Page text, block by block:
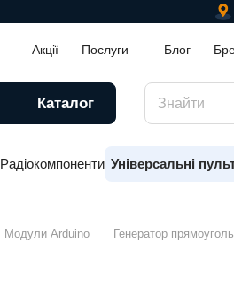
Акції Послуги Блог
Каталог
Радіокомпоненти Універсальні
Модули Arduino Генератор